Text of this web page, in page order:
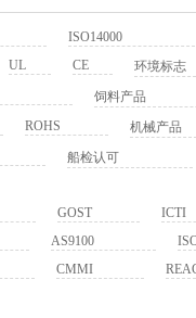
ISO14000
UL CE
环境标志
饲料产品
ROHS
机械产品
船检认可
GOST
ICTI
AS9100
CMMI